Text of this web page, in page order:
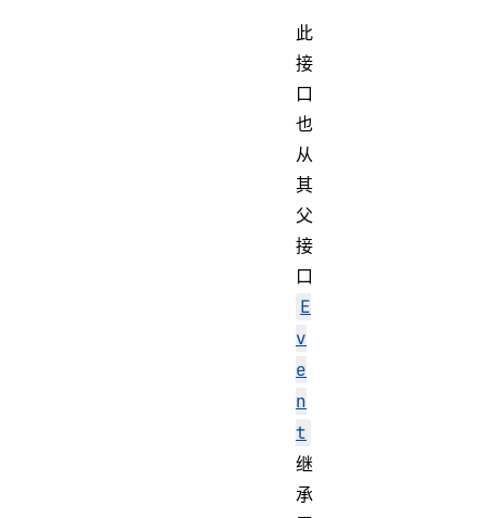
此
接
口
也
从
其
父
接
口
E
v
e
n
t
继
承